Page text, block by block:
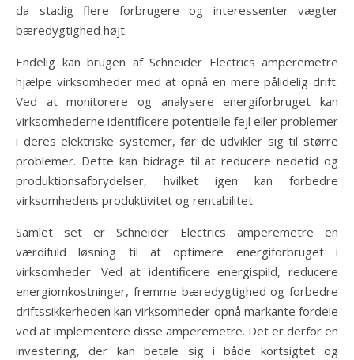
da stadig flere forbrugere og interessenter vægter
bæredygtighed højt.
Endelig kan brugen af Schneider Electrics amperemetre
hjælpe virksomheder med at opnå en mere pålidelig drift.
Ved at monitorere og analysere energiforbruget kan
virksomhederne identificere potentielle fejl eller problemer
i deres elektriske systemer, før de udvikler sig til større
problemer. Dette kan bidrage til at reducere nedetid og
produktionsafbrydelser, hvilket igen kan forbedre
virksomhedens produktivitet og rentabilitet.
Samlet set er Schneider Electrics amperemetre en
værdifuld løsning til at optimere energiforbruget i
virksomheder. Ved at identificere energispild, reducere
energiomkostninger, fremme bæredygtighed og forbedre
driftssikkerheden kan virksomheder opnå markante fordele
ved at implementere disse amperemetre. Det er derfor en
investering, der kan betale sig i både kortsigtet og